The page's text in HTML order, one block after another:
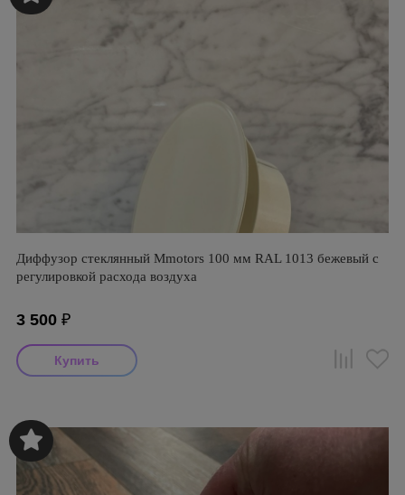
Диффузор стеклянный Mmotors 100 мм RAL 1013 бежевый с
регулировкой расхода воздуха
3 500 ₽